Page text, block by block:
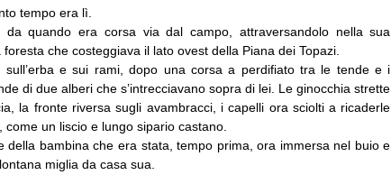
tempo era lì.
da quando era corsa via dal campo, attraversandolo nella sua
che costeggiava il lato ovest della Piana dei Topazi.
e sui rami, dopo una corsa a perdifiato tra le tende e i
di due alberi che s’intrecciavano sopra di lei. Le ginocchia strette
la fronte riversa sugli avambracci, i capelli ora sciolti a ricaderle
un liscio e lungo sipario castano.
della bambina che era stata, tempo prima, ora immersa nel buio e
miglia da casa sua.